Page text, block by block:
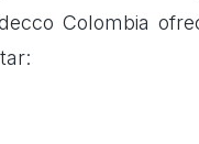
Colombia